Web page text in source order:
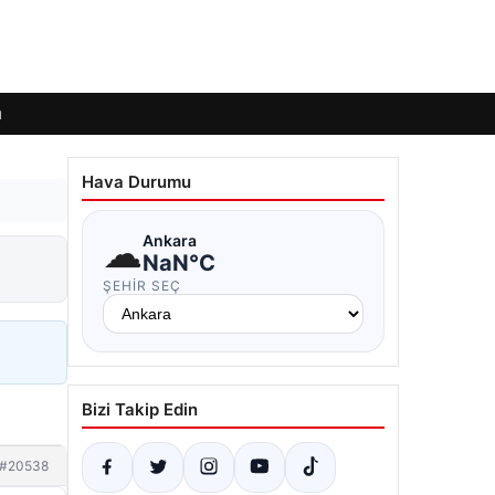
#20538
Hava Durumu
☁Ankara
NaN°C
ŞEHIR SEÇ
Bizi Takip Edin